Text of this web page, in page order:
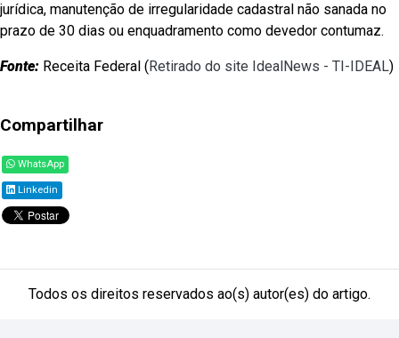
jurídica, manutenção de irregularidade cadastral não sanada no
prazo de 30 dias ou enquadramento como devedor contumaz.
Fonte: Receita Federal (Retirado do site IdealNews - TI-IDEAL)
Compartilhar
WhatsApp
Linkedin
Todos os direitos reservados ao(s) autor(es) do artigo.